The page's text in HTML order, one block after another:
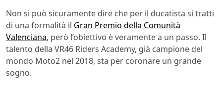
Non si può sicuramente dire che per il ducatista si tratti
di una formalità il Gran Premio della Comunità
Valenciana, però l’obiettivo è veramente a un passo. Il
talento della VR46 Riders Academy, già campione del
mondo Moto2 nel 2018, sta per coronare un grande
sogno.